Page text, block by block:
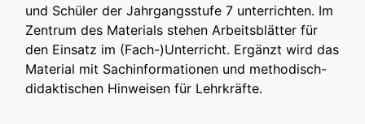
und Schüler der Jahrgangsstufe 7 unterrichten. Im
Zentrum des Materials stehen Arbeitsblätter für
den Einsatz im (Fach-)Unterricht. Ergänzt wird das
Material mit Sachinformationen und methodisch-
didaktischen Hinweisen für Lehrkräfte.